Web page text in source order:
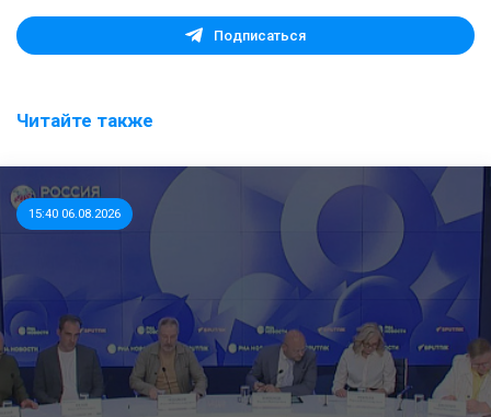
Подписаться
Читайте также
15:40 06.08.2026